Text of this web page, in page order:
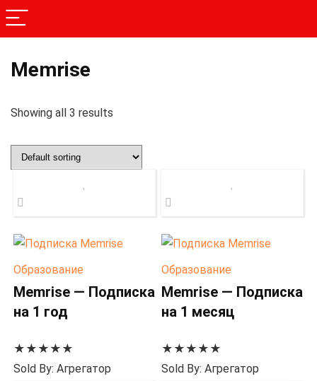
Memrise
Showing all 3 results
Образование
Memrise — Подписка
на 1 год
★ ★ ★ ★ ★
Sold By: Агрегатор
Образование
Memrise — Подписка
на 1 месяц
★ ★ ★ ★ ★
Sold By: Агрегатор